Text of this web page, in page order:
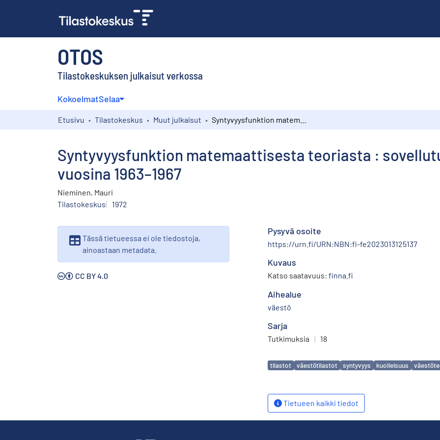
OTOS
Tilastokeskuksen julkaisut verkossa
KokoelmatSelaa
Etusivu Tilastokeskus Muut julkaisut
Syntyvyysfunktion matemaattisesta teoriasta :
vuosina 1963–1967
Nieminen, Mauri
Tilastokeskus
1972
Tässä tietueessa ei ole tiedostoja,
ainoastaan metadata.
CC BY 4.0
Pysyvä osoite
https://urn.fi/URN:NBN:fi-fe2023013125137
Kuvaus
Katso saatavuus: finna.fi
Aihealue
väestö
Sarja
Tutkimuksia | 18
Avainsanat
tilastot väestötilastot syntyvyys kuolleisuus
Tietueen kaikki tiedot